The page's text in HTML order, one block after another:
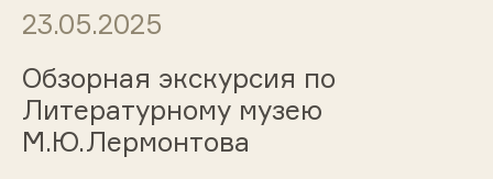
23.05.2025
Обзорная экскурсия по
Литературному музею
М.Ю.Лермонтова